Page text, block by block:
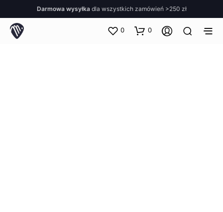
Darmowa wysyłka dla wszystkich zamówień >250 zł
0 0